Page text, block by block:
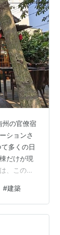
州の官僚宿
ションさ
多くの日
だけが現
、この歴
管理・運
んな地域
リノベー
ができる
#建築